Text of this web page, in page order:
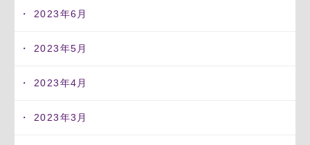
2023年6月
2023年5月
2023年4月
2023年3月